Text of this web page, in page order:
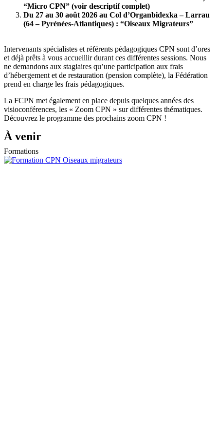
“Micro CPN” (voir descriptif complet)
Du 27 au 30 août 2026 au Col d’Organbidexka – Larrau
(64 – Pyrénées-Atlantiques) : “Oiseaux Migrateurs”
Intervenants spécialistes et référents pédagogiques CPN sont d’ores
et déjà prêts à vous accueillir durant ces différentes sessions. Nous
ne demandons aux stagiaires qu’une participation aux frais
d’hébergement et de restauration (pension complète), la Fédération
prend en charge les frais pédagogiques.
La FCPN met également en place depuis quelques années des
visioconférences, les « Zoom CPN » sur différentes thématiques.
Découvrez le programme des prochains zoom CPN !
À venir
Formations